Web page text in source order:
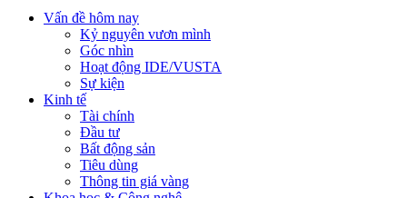
Vấn đề hôm nay
Kỷ nguyên vươn mình
Góc nhìn
Hoạt động IDE/VUSTA
Sự kiện
Kinh tế
Tài chính
Đầu tư
Bất động sản
Tiêu dùng
Thông tin giá vàng